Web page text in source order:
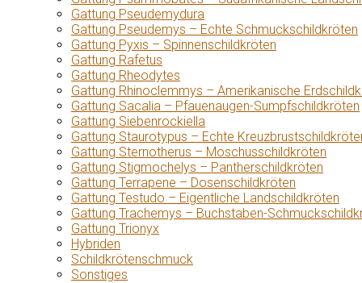
Gattung Pseudemydura
Gattung Pseudemys – Echte Schmuckschildkröten
Gattung Pyxis – Spinnenschildkröten
Gattung Rafetus
Gattung Rheodytes
Gattung Rhinoclemmys – Amerikanische
Gattung Sacalia – Pfauenaugen-Sumpfschildkröten
Gattung Siebenrockiella
Gattung Staurotypus – Echte
Gattung Sternotherus – Moschusschildkröten
Gattung Stigmochelys – Pantherschildkröten
Gattung Terrapene – Dosenschildkröten
Gattung Testudo – Eigentliche Landschildkröten
Gattung Trachemys – Buchstaben-
Gattung Trionyx
Hybriden
Schildkrötenschmuck
Sonstiges